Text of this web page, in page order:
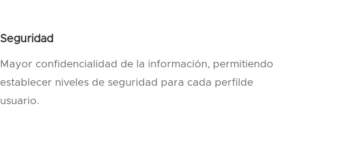
Seguridad
Mayor confidencialidad de la información, permitiendo
establecer niveles de seguridad para cada perfilde
usuario.